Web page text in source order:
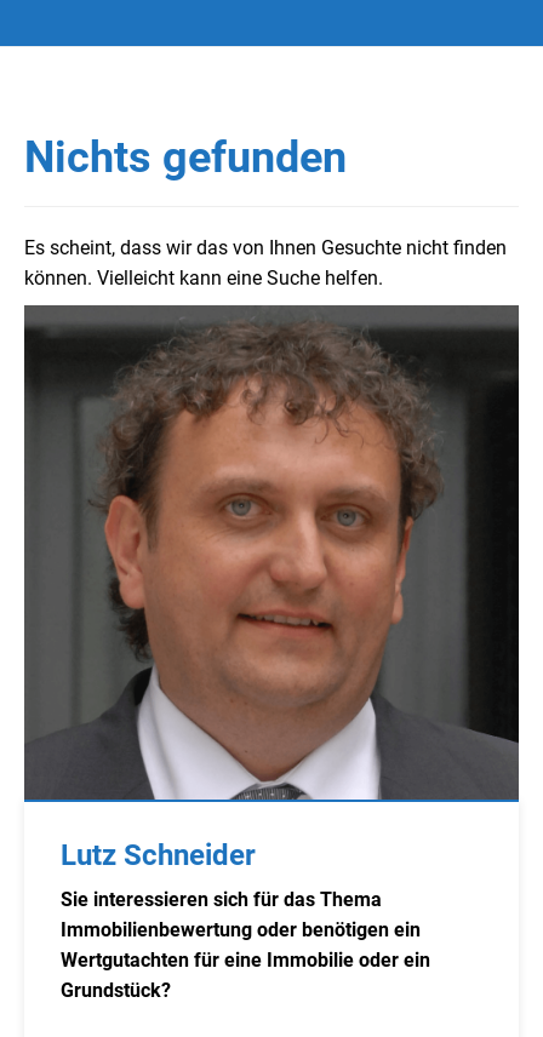
Nichts gefunden
Es scheint, dass wir das von Ihnen Gesuchte nicht finden
können. Vielleicht kann eine Suche helfen.
Lutz Schneider
Sie interessieren sich für das Thema
Immobilienbewertung oder benötigen ein
Wertgutachten für eine Immobilie oder ein
Grundstück?